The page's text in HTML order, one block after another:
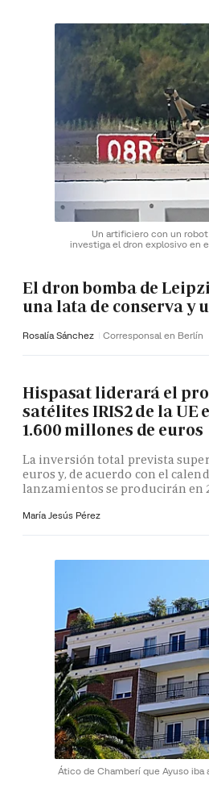
Un artificiero con un
investiga el dron explosivo en
El dron bomba de
una lata de conserva y
Rosalía Sánchez Corresponsal en Berlín
Hispasat liderará el
satélites IRIS2 de la UE
1.600 millones de euros
La inversión total prevista
euros y, de acuerdo con el
lanzamientos se producirán en
María Jesús Pérez
Ático de Chamberí que Ayuso iba